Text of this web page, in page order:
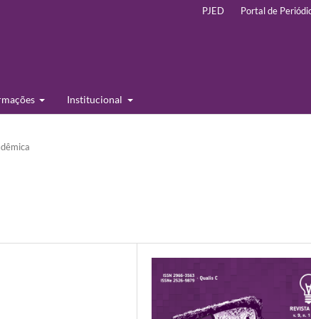
Institucional
PJED Portal de